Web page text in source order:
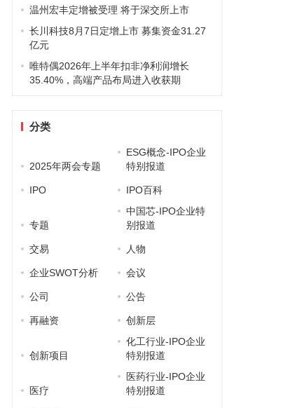
温州宏丰定增被受理 将于深交所上市
长川科技8月7日定增上市 募集资金31.27
亿元
唯特偶2026年上半年扣非净利润增长
35.40%，高端产品布局进入收获期
分类
2025年两会专题
ESG概念-IPO企业
特别报道
IPO IPO百科
专题
中国芯-IPO企业特
别报道
交易 人物
企业SWOT分析 会议
公司 公告
再融资 创新层
创新项目
化工行业-IPO企业
特别报道
医疗
医药行业-IPO企业
特别报道